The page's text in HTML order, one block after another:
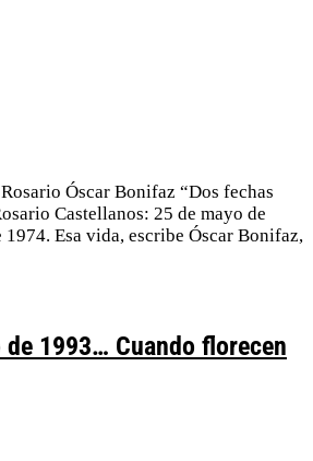
Óscar Bonifaz “Dos fechas
Castellanos: 25 de mayo de
1974. Esa vida, escribe Óscar Bonifaz,
de 1993… Cuando florecen